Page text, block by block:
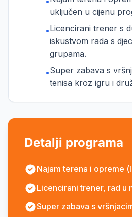
uključen u cijenu
•Licencirani trener s
iskustvom rada s
grupama.
•Super zabava s
tenisa kroz igru i
Detalji programa
Najam terena i opreme
Licencirani trener, rad u
Super zabava s